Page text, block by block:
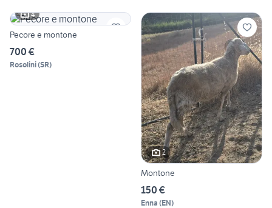
4
Pecore e montone
700 €
Rosolini(SR)
2
Montone
150 €
Enna (EN)